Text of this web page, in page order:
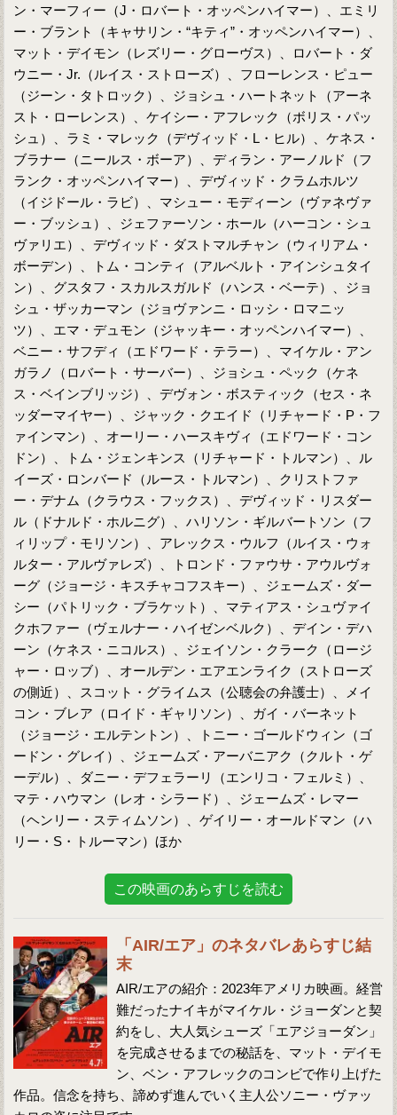
ン・マーフィー（J・ロバート・オッペンハイマー）、エミリ
ー・ブラント（キャサリン・“キティ”・オッペンハイマー）、
マット・デイモン（レズリー・グローヴス）、ロバート・ダ
ウニー・Jr.（ルイス・ストローズ）、フローレンス・ピュー
（ジーン・タトロック）、ジョシュ・ハートネット（アーネ
スト・ローレンス）、ケイシー・アフレック（ボリス・パッ
シュ）、ラミ・マレック（デヴィッド・L・ヒル）、ケネス・
ブラナー（ニールス・ボーア）、ディラン・アーノルド（フ
ランク・オッペンハイマー）、デヴィッド・クラムホルツ
（イジドール・ラビ）、マシュー・モディーン（ヴァネヴァ
ー・ブッシュ）、ジェファーソン・ホール（ハーコン・シュ
ヴァリエ）、デヴィッド・ダストマルチャン（ウィリアム・
ボーデン）、トム・コンティ（アルベルト・アインシュタイ
ン）、グスタフ・スカルスガルド（ハンス・ベーテ）、ジョ
シュ・ザッカーマン（ジョヴァンニ・ロッシ・ロマニッ
ツ）、エマ・デュモン（ジャッキー・オッペンハイマー）、
ベニー・サフディ（エドワード・テラー）、マイケル・アン
ガラノ（ロバート・サーバー）、ジョシュ・ペック（ケネ
ス・ベインブリッジ）、デヴォン・ボスティック（セス・ネ
ッダーマイヤー）、ジャック・クエイド（リチャード・P・フ
ァインマン）、オーリー・ハースキヴィ（エドワード・コン
ドン）、トム・ジェンキンス（リチャード・トルマン）、ル
イーズ・ロンバード（ルース・トルマン）、クリストファ
ー・デナム（クラウス・フックス）、デヴィッド・リスダー
ル（ドナルド・ホルニグ）、ハリソン・ギルバートソン（フ
ィリップ・モリソン）、アレックス・ウルフ（ルイス・ウォ
ルター・アルヴァレズ）、トロンド・ファウサ・アウルヴォ
ーグ（ジョージ・キスチャコフスキー）、ジェームズ・ダー
シー（パトリック・ブラケット）、マティアス・シュヴァイ
クホファー（ヴェルナー・ハイゼンベルク）、デイン・デハ
ーン（ケネス・ニコルス）、ジェイソン・クラーク（ロージ
ャー・ロッブ）、オールデン・エアエンライク（ストローズ
の側近）、スコット・グライムス（公聴会の弁護士）、メイ
コン・ブレア（ロイド・ギャリソン）、ガイ・バーネット
（ジョージ・エルテントン）、トニー・ゴールドウィン（ゴ
ードン・グレイ）、ジェームズ・アーバニアク（クルト・ゲ
ーデル）、ダニー・デフェラーリ（エンリコ・フェルミ）、
マテ・ハウマン（レオ・シラード）、ジェームズ・レマー
（ヘンリー・スティムソン）、ゲイリー・オールドマン（ハ
リー・S・トルーマン）ほか
この映画のあらすじを読む
「AIR/エア」のネタバレあらすじ結
末
AIR/エアの紹介：2023年アメリカ映画。経営
難だったナイキがマイケル・ジョーダンと契
約をし、大人気シューズ「エアジョーダン」
を完成させるまでの秘話を、マット・デイモ
ン、ベン・アフレックのコンビで作り上げた
作品。信念を持ち、諦めず進んでいく主人公ソニー・ヴァッ